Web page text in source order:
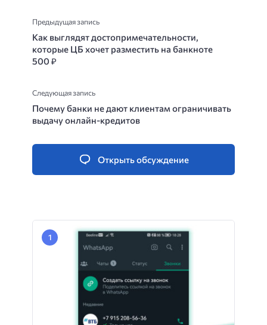
Предыдущая запись
Как выглядят достопримечательности,
которые ЦБ хочет разместить на банкноте
500 ₽
Следующая запись
Почему банки не дают клиентам ограничивать
выдачу онлайн-кредитов
Открыть обсуждение